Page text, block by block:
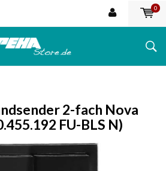
0
2-fach Nova
FU-BLS N)